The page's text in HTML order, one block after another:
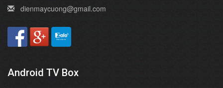
dienmaycuong@gmail.com
Android TV Box